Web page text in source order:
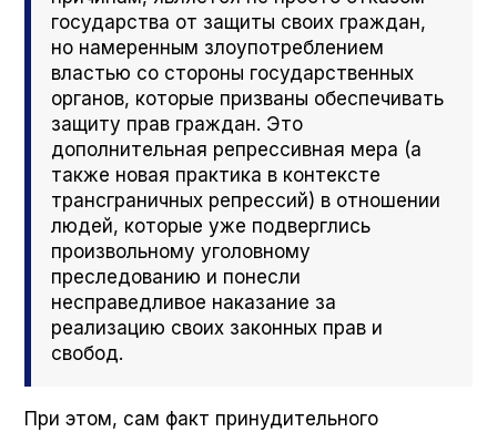
государства от защиты своих граждан,
но намеренным злоупотреблением
властью со стороны государственных
органов, которые призваны обеспечивать
защиту прав граждан. Это
дополнительная репрессивная мера (а
также новая практика в контексте
трансграничных репрессий) в отношении
людей, которые уже подверглись
произвольному уголовному
преследованию и понесли
несправедливое наказание за
реализацию своих законных прав и
свобод.
При этом, сам факт принудительного